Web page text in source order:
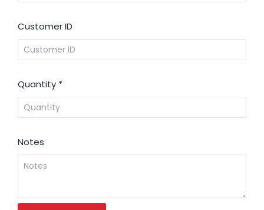
Customer ID
Quantity *
Notes